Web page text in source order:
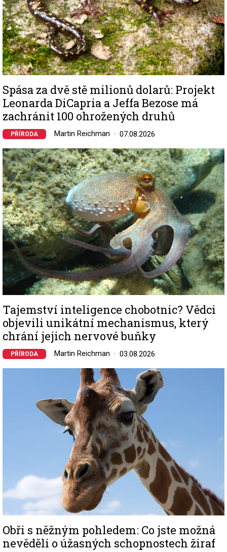
Spása za dvě stě milionů dolarů: Projekt
Leonarda DiCapria a Jeffa Bezose má
zachránit 100 ohrožených druhů
PŘÍRODA Martin Reichman 07.08.2026
Image
Tajemství inteligence chobotnic? Vědci
objevili unikátní mechanismus, který
chrání jejich nervové buňky
PŘÍRODA Martin Reichman 03.08.2026
Obři s něžným pohledem: Co jste možná
nevěděli o úžasných schopnostech žiraf